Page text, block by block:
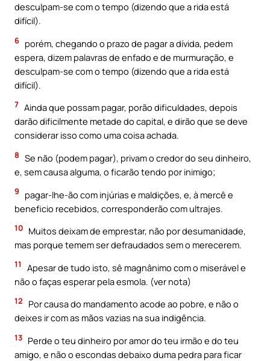
desculpam-se com o tempo (dizendo que a rida está
difícil).
6 porém, chegando o prazo de pagar a dívida, pedem
espera, dizem palavras de enfado e de murmuração, e
desculpam-se com o tempo (dizendo que a rida está
difícil).
7 Ainda que possam pagar, porão dificuldades, depois
darão dificilmente metade do capital, e dirão que se deve
considerar isso como uma coisa achada.
8 Se não (podem pagar), privam o credor do seu dinheiro,
e, sem causa alguma, o ficarão tendo por inimigo;
9
pagar-lhe-ão com injúrias e maldições, e, à mercê e
beneficio recebidos, corresponderão com ultrajes.
10 Muitos deixam de emprestar, não por desumanidade,
mas porque temem ser defraudados sem o merecerem.
11
Apesar de tudo isto, sê magnânimo com o miserável e
não o faças esperar pela esmola. (ver nota)
12
Por causa do mandamento acode ao pobre, e não o
deixes ir com as mãos vazias na sua indigência.
13 Perde o teu dinheiro por amor do teu irmão e do teu
amigo, e não o escondas debaixo duma pedra para ficar